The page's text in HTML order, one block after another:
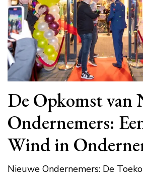
De Opkomst van
Ondernemers:
Wind in
Nieuwe Ondernemers: De